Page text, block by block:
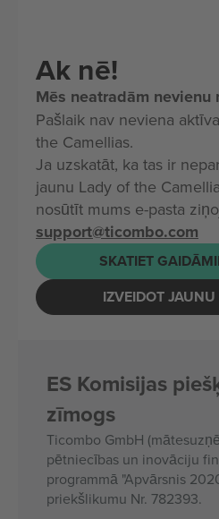
Ak nē!
Mēs neatradām nevienu
Pašlaik nav neviena
the Camellias.
Ja uzskatāt, ka tas ir
jaunu Lady of the
nosūtīt mums e-pasta
support@ticombo.com
SKATIET
IZVEIDOT
ES Komisijas
zīmogs
Ticombo GmbH
pētniecības un inovāciju
programmā "Apvārsnis
priekšlikumu Nr. 782393.